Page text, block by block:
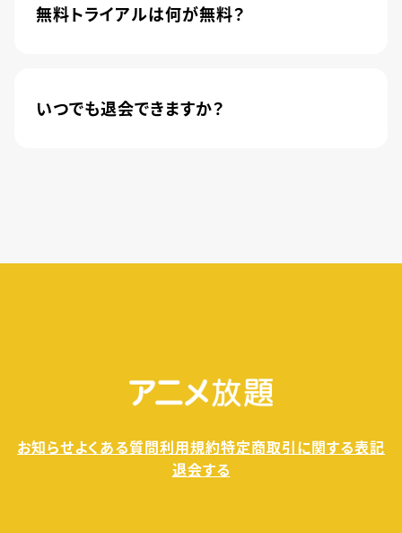
されました。
無料トライアルは何が無料？
いつでも退会できますか？
お知らせよくある質問利用規約特定商取引に関する表記
退会する